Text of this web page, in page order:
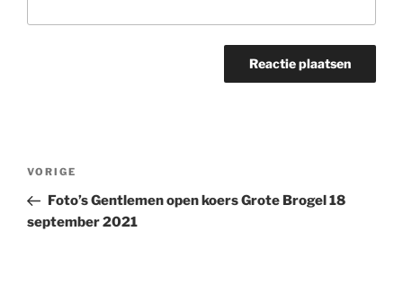
Bericht
Vorig
bericht
VORIGE
Foto’s Gentlemen open koers Grote Brogel 18
september 2021